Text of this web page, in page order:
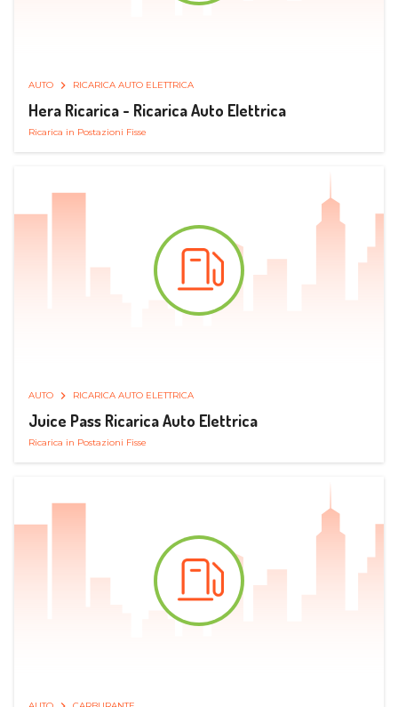
AUTO RICARICA AUTO ELETTRICA
Hera Ricarica - Ricarica Auto Elettrica
Ricarica in Postazioni Fisse
AUTO RICARICA AUTO ELETTRICA
Juice Pass Ricarica Auto Elettrica
Ricarica in Postazioni Fisse